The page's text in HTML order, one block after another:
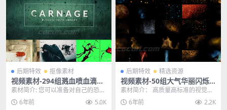
后期特效 抠像素材
视频素材-294组溅血喷血滴血
绿幕特效合成4K视频素材合集
素材简介: 您可以准备对自己的恐
怖，犯罪和动作场景视频造成严重
影响，拥有290多...
6年前 5.0K
后期特效 精选资源
视频素材-50组大气华丽闪烁
粒子飞舞叠加合成4K视频特效
素材
素材简介： 高质量高标准的视觉效
果，适用不同视频场景，烘托画面
气氛，效果独特。使...
6年前 2.2K